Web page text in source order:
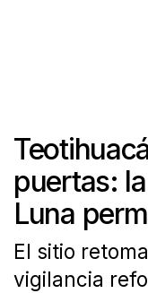
puertas:
Luna
El sitio
vigilancia